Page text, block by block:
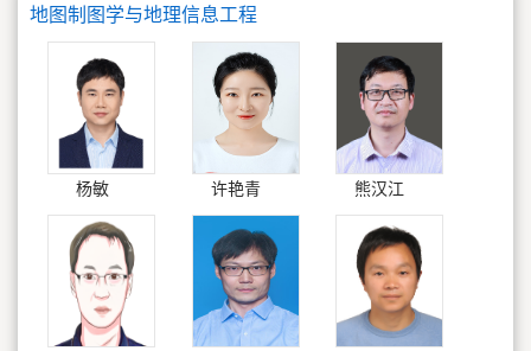
地图制图学与地理信息工程
杨敏 许艳青 熊汉江